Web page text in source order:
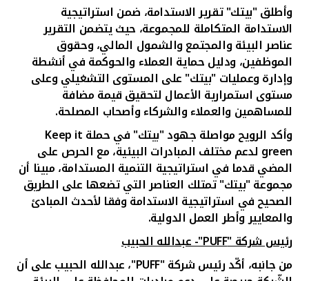
وأطلق "بيتك" تقرير الاستدامة، ضمن استراتيجية
الاستدامة المتكاملة للمجموعة، حيث يتضمن التقرير
عناصر البيئة والمجتمع والشمول المالي، وحقوق
الموظفين، ودليل حماية العملاء والحوكمة في أنشطة
وإدارة وعمليات "بيتك" على المستوى التشغيلي وعلى
مستوى استمرارية الأعمال لتحقيق قيمة مضافة
للمساهمين والعملاء والشركاء وأصحاب المصلحة.
وأكد الرويح مواصلة جهود "بيتك" في حملةKeep it
green لدعم مختلف المبادرات البيئية، مع الحرص على
المضي قدما في استراتيجية التنمية المستدامة، مبينا أن
مجموعة "بيتك" تمتلك العناصر التي تضعها على الطريق
الصحيح في استراتيجية الاستدامة وفقا لأحدث المبادئ
والمعايير وأطر العمل الدولية.
رئيس شركة "PUFF"- عبدالله الحبيب
من جانبه، أكّد رئيس شركة"PUFF" ، عبدالله الحبيب على أن